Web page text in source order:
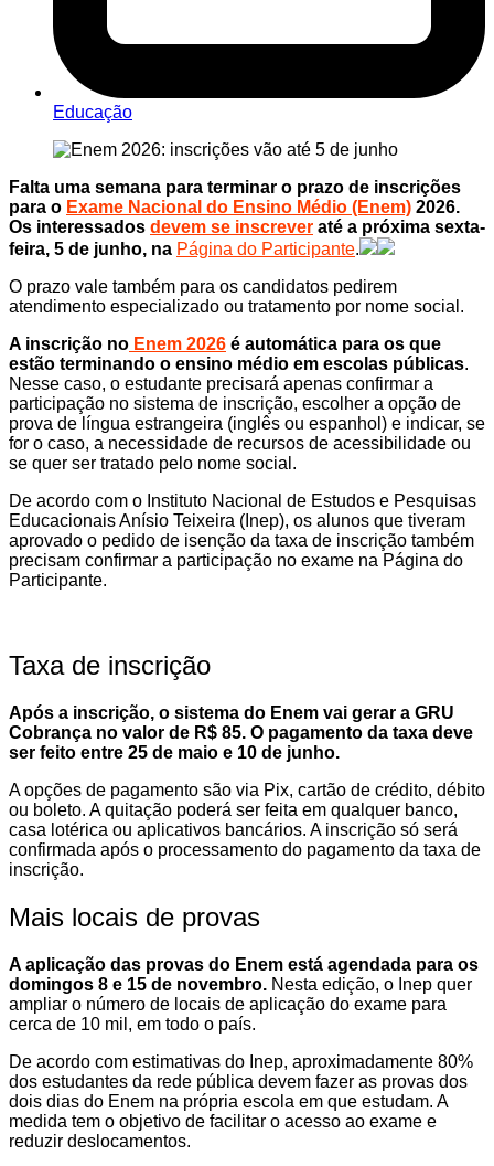
Educação
Falta uma semana para terminar o prazo de inscrições
para o Exame Nacional do Ensino Médio (Enem) 2026.
Os interessados devem se inscrever até a próxima sexta-
feira, 5 de junho, na Página do Participante.
O prazo vale também para os candidatos pedirem
atendimento especializado ou tratamento por nome social.
A inscrição no Enem 2026 é automática para os que
estão terminando o ensino médio em escolas públicas.
Nesse caso, o estudante precisará apenas confirmar a
participação no sistema de inscrição, escolher a opção de
prova de língua estrangeira (inglês ou espanhol) e indicar, se
for o caso, a necessidade de recursos de acessibilidade ou
se quer ser tratado pelo nome social.
De acordo com o Instituto Nacional de Estudos e Pesquisas
Educacionais Anísio Teixeira (Inep), os alunos que tiveram
aprovado o pedido de isenção da taxa de inscrição também
precisam confirmar a participação no exame na Página do
Participante.
Taxa de inscrição
Após a inscrição, o sistema do Enem vai gerar a GRU
Cobrança no valor de R$ 85. O pagamento da taxa deve
ser feito entre 25 de maio e 10 de junho.
A opções de pagamento são via Pix, cartão de crédito, débito
ou boleto. A quitação poderá ser feita em qualquer banco,
casa lotérica ou aplicativos bancários. A inscrição só será
confirmada após o processamento do pagamento da taxa de
inscrição.
Mais locais de provas
A aplicação das provas do Enem está agendada para os
domingos 8 e 15 de novembro. Nesta edição, o Inep quer
ampliar o número de locais de aplicação do exame para
cerca de 10 mil, em todo o país.
De acordo com estimativas do Inep, aproximadamente 80%
dos estudantes da rede pública devem fazer as provas dos
dois dias do Enem na própria escola em que estudam. A
medida tem o objetivo de facilitar o acesso ao exame e
reduzir deslocamentos.